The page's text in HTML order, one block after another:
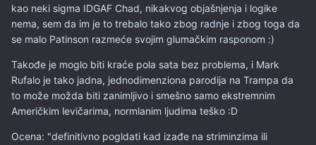
kao neki sigma IDGAF Chad, nikakvog objašnjenja i logike
nema, sem da im je to trebalo tako zbog radnje i zbog toga da
se malo Patinson razmeće svojim glumačkim rasponom :)
Takođe je moglo biti kraće pola sata bez problema, i Mark
Rufalo je tako jadna, jednodimenziona parodija na Trampa da
to može možda biti zanimljivo i smešno samo ekstremnim
Američkim levičarima, normlanim ljudima teško :D
Ocena: "definitivno pogldati kad izađe na striminzima ili